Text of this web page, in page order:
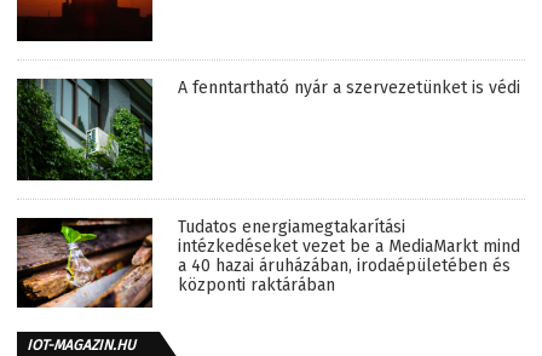
A fenntartható nyár a szervezetünket is védi
Tudatos energiamegtakarítási
intézkedéseket vezet be a MediaMarkt mind
a 40 hazai áruházában, irodaépületében és
központi raktárában
IOT-MAGAZIN.HU